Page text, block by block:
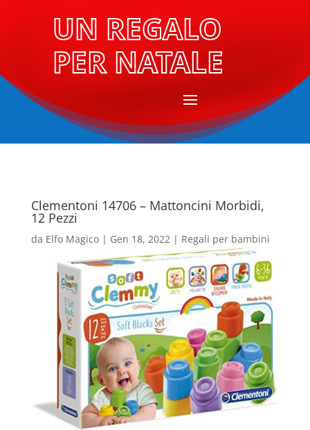
UN REGALO
PER NATALE
Clementoni 14706 – Mattoncini Morbidi,
12 Pezzi
da Elfo Magico| Gen 18, 2022| Regali per bambini